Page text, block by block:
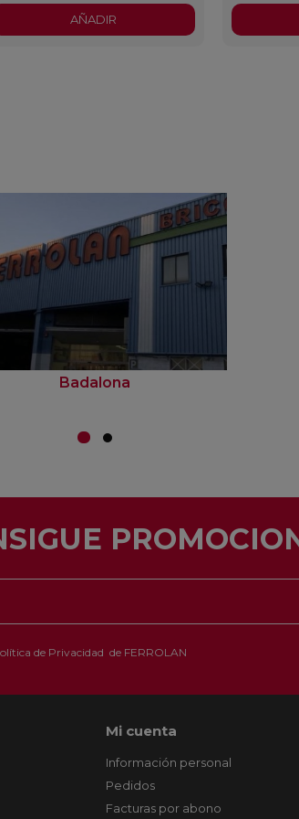
AÑADIR
Badalona
de Privacidad de FERROLAN
Mi cuenta
Información personal
Pedidos
Facturas por abono